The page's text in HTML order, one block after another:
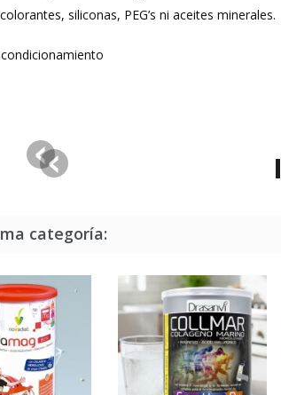
siliconas, PEG’s ni aceites minerales.
categoría: